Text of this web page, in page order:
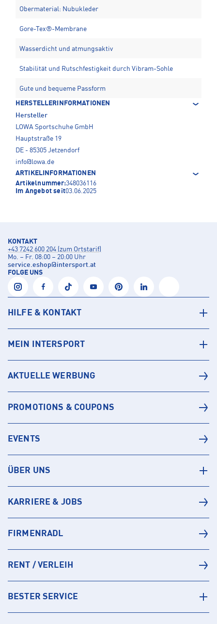
Obermaterial: Nubukleder
Gore-Tex®-Membrane
Wasserdicht und atmungsaktiv
Stabilität und Rutschfestigkeit durch Vibram-Sohle
Gute und bequeme Passform
HERSTELLERINFORMATIONEN
Hersteller
LOWA Sportschuhe GmbH
Hauptstraße 19
DE - 85305 Jetzendorf
info@lowa.de
ARTIKELINFORMATIONEN
Artikelnummer:348036116
Im Angebot seit03.06.2025
KONTAKT
+43 7242 600 204 (zum Ortstarif)
Mo. – Fr. 08:00 – 20:00 Uhr
service.eshop@intersport.at
FOLGE UNS
HILFE & KONTAKT
MEIN INTERSPORT
AKTUELLE WERBUNG
PROMOTIONS & COUPONS
EVENTS
ÜBER UNS
KARRIERE & JOBS
FIRMENRADL
RENT / VERLEIH
BESTER SERVICE